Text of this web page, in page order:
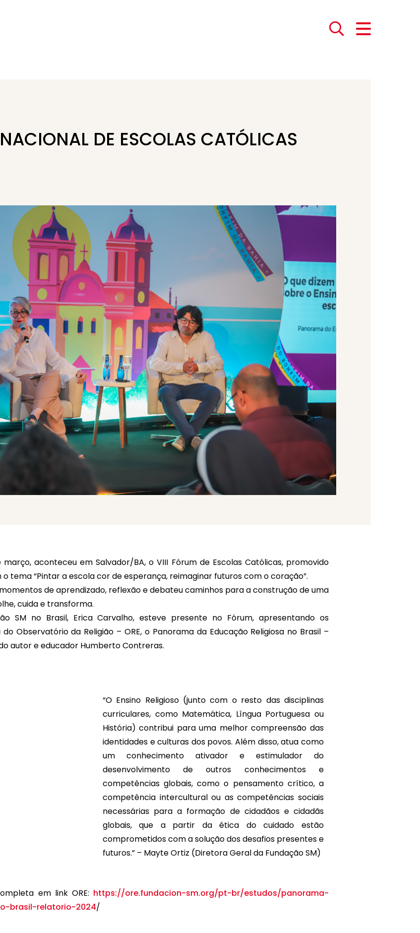
DE ESCOLAS CATÓLICAS
março, aconteceu em Salvador/BA, o VIII Fórum de Escolas Católicas, promovido
o tema “Pintar a escola cor de esperança, reimaginar futuros com o coração”.
de aprendizado, reflexão e debateu caminhos para a construção de uma
cuida e transforma.
SM no Brasil, Erica Carvalho, esteve presente no Fórum, apresentando os
Observatório da Religião – ORE, o Panorama da Educação Religiosa no Brasil –
autor e educador Humberto Contreras.
“O Ensino Religioso (junto com o resto das disciplinas
curriculares, como Matemática, Língua Portuguesa ou
História) contribui para uma melhor compreensão das
identidades e culturas dos povos. Além disso, atua como
um conhecimento ativador e estimulador do
desenvolvimento de outros conhecimentos e
competências globais, como o pensamento crítico, a
competência intercultural ou as competências sociais
necessárias para a formação de cidadãos e cidadãs
globais, que a partir da ética do cuidado estão
comprometidos com a solução dos desafios presentes e
futuros.” – Mayte Ortiz (Diretora Geral da Fundação SM)
em link ORE: https://ore.fundacion-sm.org/pt-br/estudos/panorama-
brasil-relatorio-2024/